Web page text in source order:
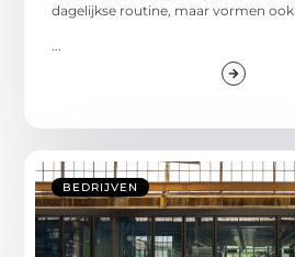
dagelijkse routine, maar vormen ook
...
BEDRIJVEN